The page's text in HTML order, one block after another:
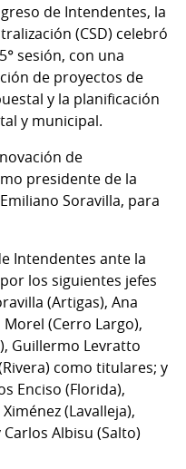
de Intendentes, la
(CSD) celebró
sesión, con una
de proyectos de
y la planificación
y municipal.
de
presidente de la
Soravilla, para
Intendentes ante la
los siguientes jefes
(Artigas), Ana
Morel (Cerro Largo),
Guillermo Levratto
como titulares; y
Enciso (Florida),
(Lavalleja),
Albisu (Salto)